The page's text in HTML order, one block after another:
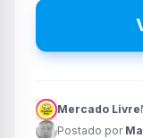
Mercado Livre
Postado por